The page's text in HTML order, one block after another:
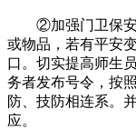
②加强门卫保安
或物品，若有平安
口。切实提高师生
务者发布号令，按
防、技防相连系。
应。